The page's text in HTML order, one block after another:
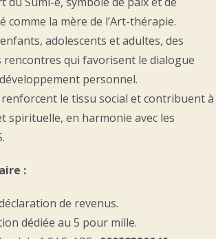
comme la mère de l’Art-thérapie.
adolescents et adultes, des
rencontres qui favorisent le dialogue
personnel.
le tissu social et contribuent à
spirituelle, en harmonie avec les
:
de revenus.
dédiée au 5 pour mille.